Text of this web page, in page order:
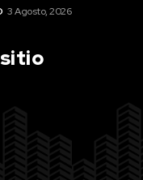
3 Agosto, 2026